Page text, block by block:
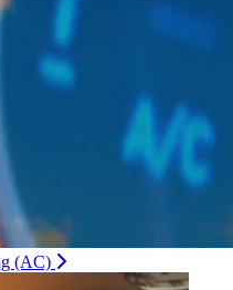
(AC)